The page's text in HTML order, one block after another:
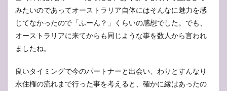
みたいのであってオーストラリア自体にはそんなに魅力を感
じてなかったので「ふーん？」くらいの感想でした。でも、
オーストラリアに来てからも同じような事を数人から言われ
ましたね。
良いタイミングで今のパートナーと出会い、わりとすんなり
永住権の流れまで行った事を考えると、確かに縁はあったの